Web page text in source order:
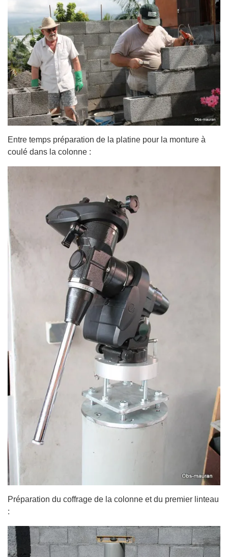
Entre temps préparation de la platine pour la monture à
coulé dans la colonne :
Préparation du coffrage de la colonne et du premier linteau
: